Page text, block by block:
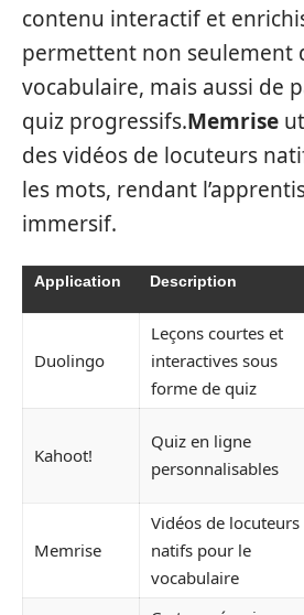
contenu interactif et
permettent non seulement
vocabulaire, mais aussi de
quiz progressifs.Memrise
des vidéos de locuteurs
les mots, rendant
immersif.
Application Description
Duolingo
Leçons courtes et
interactives sous
forme de quiz
Kahoot!
Quiz en ligne
personnalisables
Memrise
Vidéos de locuteurs
natifs pour le
vocabulaire